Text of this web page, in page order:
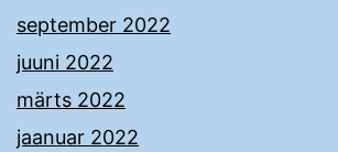
september 2022
juuni 2022
märts 2022
jaanuar 2022